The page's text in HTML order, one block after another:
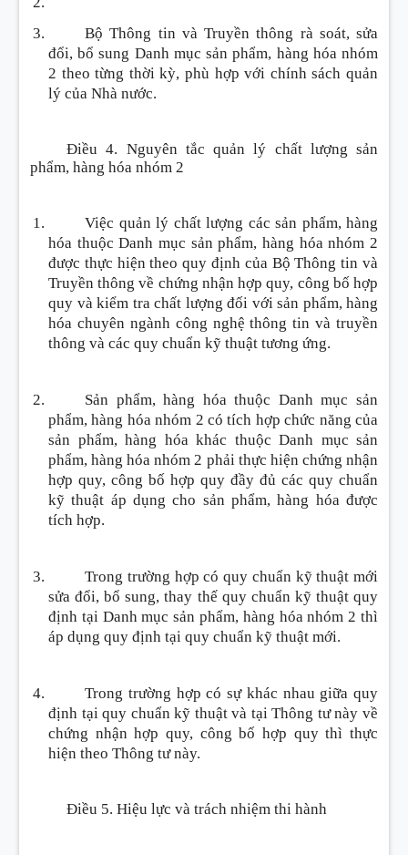
Bộ Thông tin và Truyền thông rà soát, sửa
đổi, bổ sung Danh mục sản phẩm, hàng hóa nhóm
2 theo từng thời kỳ, phù hợp với chính sách quản
lý của Nhà nước.
Điều 4. Nguyên tắc quản lý chất lượng sản
phẩm, hàng hóa nhóm 2
Việc quản lý chất lượng các sản phẩm, hàng
hóa thuộc Danh mục sản phẩm, hàng hóa nhóm 2
được thực hiện theo quy định của Bộ Thông tin và
Truyền thông về chứng nhận hợp quy, công bố hợp
quy và kiểm tra chất lượng đối với sản phẩm, hàng
hóa chuyên ngành công nghệ thông tin và truyền
thông và các quy chuẩn kỹ thuật tương ứng.
Sản phẩm, hàng hóa thuộc Danh mục sản
phẩm, hàng hóa nhóm 2 có tích hợp chức năng của
sản phẩm, hàng hóa khác thuộc Danh mục sản
phẩm, hàng hóa nhóm 2 phải thực hiện chứng nhận
hợp quy, công bố hợp quy đầy đủ các quy chuẩn
kỹ thuật áp dụng cho sản phẩm, hàng hóa được
tích hợp.
Trong trường hợp có quy chuẩn kỹ thuật mới
sửa đổi, bổ sung, thay thế quy chuẩn kỹ thuật quy
định tại Danh mục sản phẩm, hàng hóa nhóm 2 thì
áp dụng quy định tại quy chuẩn kỹ thuật mới.
Trong trường hợp có sự khác nhau giữa quy
định tại quy chuẩn kỹ thuật và tại Thông tư này về
chứng nhận hợp quy, công bố hợp quy thì thực
hiện theo Thông tư này.
Điều 5. Hiệu lực và trách nhiệm thi hành